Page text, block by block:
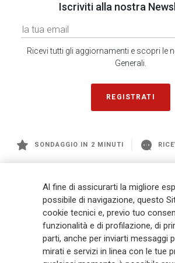
Iscriviti alla nostra
Ricevi tutti gli aggiornamenti e scopri le
Generali.
REGISTRATI
SONDAGGIO IN 2 MINUTI
management a livello globale, con premi
miliardi e € 900 miliardi di AUM nel 2025. Fondato
mila dipendenti e 163 mila agenti che servono 75
Gruppo ha una posizione di leadership in Europa
crescente in Asia e America. Al centro della
impegno Lifetime Partner verso i clienti, realizzato
Al fine di assicurarti la migliore
possibile di navigazione, questo
cookie tecnici e, previo tuo
funzionalità e di profilazione, di
parti, anche per inviarti messaggi
mirati e servizi in linea con le tue